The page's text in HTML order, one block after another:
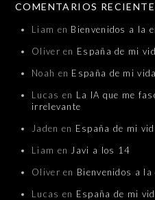
COMENTARIOS
Liam en Bienvenidos a la
Oliver en España de mi
Noah en España de mi
Lucas en La IA que me
irrelevante
Jaden en España de mi
Liam en Javi a los 14
Oliver en Bienvenidos a
Lucas en España de mi